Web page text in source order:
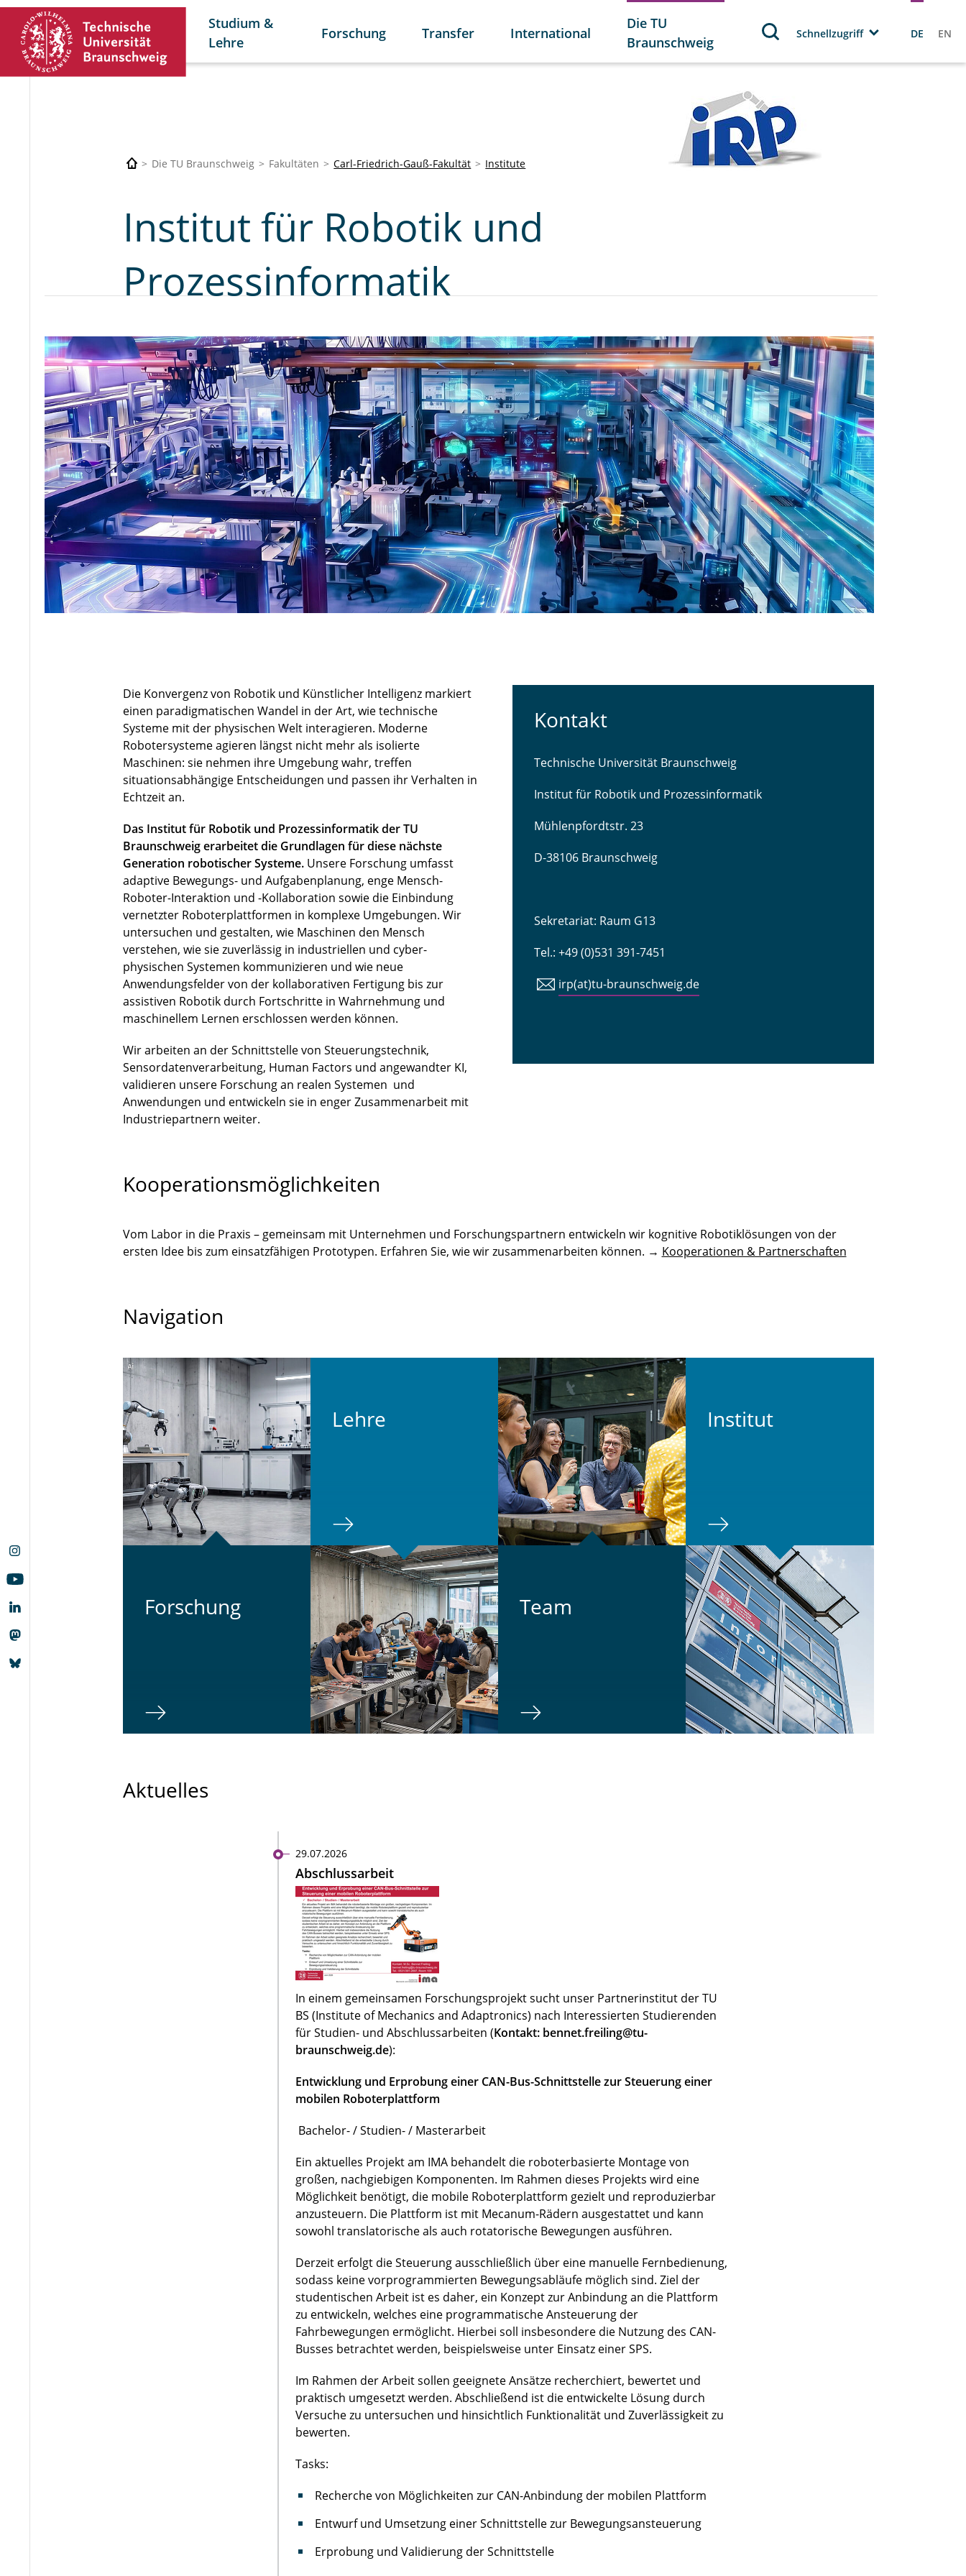
Studium &
Lehre
Forschung Transfer International
Die TU
Braunschweig
Schnellzugriff DE EN
Die TU Braunschweig Fakultäten Carl-Friedrich-Gauß-Fakultät Institute
Institut für Robotik und
Prozessinformatik
Die Konvergenz von Robotik und Künstlicher Intelligenz markiert
einen paradigmatischen Wandel in der Art, wie technische
Systeme mit der physischen Welt interagieren. Moderne
Robotersysteme agieren längst nicht mehr als isolierte
Maschinen: sie nehmen ihre Umgebung wahr, treffen
situationsabhängige Entscheidungen und passen ihr Verhalten in
Echtzeit an.
Das Institut für Robotik und Prozessinformatik der TU
Braunschweig erarbeitet die Grundlagen für diese nächste
Generation robotischer Systeme.Unsere Forschung umfasst
adaptive Bewegungs- und Aufgabenplanung, enge Mensch-
Roboter-Interaktion und -Kollaboration sowie die Einbindung
vernetzter Roboterplattformen in komplexe Umgebungen. Wir
untersuchen und gestalten, wie Maschinen den Mensch
verstehen, wie sie zuverlässig in industriellen und cyber-
physischen Systemen kommunizieren und wie neue
Anwendungsfelder von der kollaborativen Fertigung bis zur
assistiven Robotik durch Fortschritte in Wahrnehmung und
maschinellem Lernen erschlossen werden können.
Wir arbeiten an der Schnittstelle von Steuerungstechnik,
Sensordatenverarbeitung, Human Factors und angewandter KI,
validieren unsere Forschung an realen Systemen und
Anwendungen und entwickeln sie in enger Zusammenarbeit mit
Industriepartnern weiter.
Kontakt
Technische Universität Braunschweig
Institut für Robotik und Prozessinformatik
Mühlenpfordtstr. 23
D-38106 Braunschweig
Sekretariat: Raum G13
Tel.: +49 (0)531 391-7451
irp(at)tu-braunschweig.de
Kooperationsmöglichkeiten
Vom Labor in die Praxis – gemeinsam mit Unternehmen und Forschungspartnern entwickeln wir kognitive Robotiklösungen von der
ersten Idee bis zum einsatzfähigen Prototypen. Erfahren Sie, wie wir zusammenarbeiten können. → Kooperationen & Partnerschaften
Navigation
For­schung
Lehre
Team
In­sti­tut
Aktuelles
29.07.2026
Abschlussarbeit
In einem gemeinsamen Forschungsprojekt sucht unser Partnerinstitut der TU
BS (Institute of Mechanics and Adaptronics) nach Interessierten Studierenden
für Studien- und Abschlussarbeiten (Kontakt: bennet.freiling@tu-
braunschweig.de):
Entwicklung und Erprobung einer CAN-Bus-Schnittstelle zur Steuerung einer
mobilen Roboterplattform
Bachelor- / Studien- / Masterarbeit
Ein aktuelles Projekt am IMA behandelt die roboterbasierte Montage von
großen, nachgiebigen Komponenten. Im Rahmen dieses Projekts wird eine
Möglichkeit benötigt, die mobile Roboterplattform gezielt und reproduzierbar
anzusteuern. Die Plattform ist mit Mecanum-Rädern ausgestattet und kann
sowohl translatorische als auch rotatorische Bewegungen ausführen.
Derzeit erfolgt die Steuerung ausschließlich über eine manuelle Fernbedienung,
sodass keine vorprogrammierten Bewegungsabläufe möglich sind. Ziel der
studentischen Arbeit ist es daher, ein Konzept zur Anbindung an die Plattform
zu entwickeln, welches eine programmatische Ansteuerung der
Fahrbewegungen ermöglicht. Hierbei soll insbesondere die Nutzung des CAN-
Busses betrachtet werden, beispielsweise unter Einsatz einer SPS.
Im Rahmen der Arbeit sollen geeignete Ansätze recherchiert, bewertet und
praktisch umgesetzt werden. Abschließend ist die entwickelte Lösung durch
Versuche zu untersuchen und hinsichtlich Funktionalität und Zuverlässigkeit zu
bewerten.
Tasks:
Recherche von Möglichkeiten zur CAN-Anbindung der mobilen Plattform
Entwurf und Umsetzung einer Schnittstelle zur Bewegungsansteuerung
Erprobung und Validierung der Schnittstelle